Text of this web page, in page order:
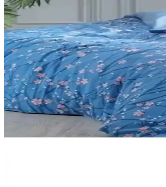
Genel Markalar ve SolinpaTech 3D
İki popüler 3D kalemi karşılaştırıyoruz. Kullanım
Palmiye Hobi Sanat ve Tabdiko
İki popüler sayılarla boyama setinin detaylı
Çocuklar İçin 208 Parçalık Boyama
Geniş renk ve parça seçeneğiyle çocukların
Ender Home CottonVerse ve Safir